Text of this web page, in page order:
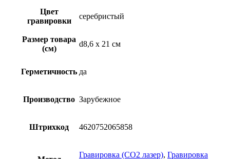
Цвет
гравировки
серебристый
Размер товара
(см)
d8,6 х 21 см
Герметичность да
Производство Зарубежное
Штрихкод 4620752065858
Гравировка (CO2 лазер), Гравировка